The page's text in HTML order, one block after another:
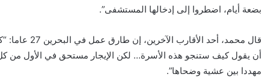
بضعة أيام، اضطروا إلى إدخالها المستشفى”.
قال محمد،
أن يقول كيف ستنجو هذه الأسرة… لكن الإيجار مستحق في الأول من
مهددا بين عشية وضحاها”.